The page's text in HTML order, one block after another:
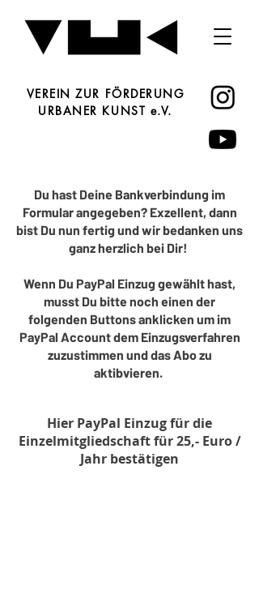
VEREIN ZUR FÖRDERUNG
URBANER KUNST e.V.
Du hast Deine Bankverbindung im
Formular angegeben? Exzellent, dann
bist Du nun fertig und wir bedanken uns
ganz herzlich bei Dir!
Wenn Du PayPal Einzug gewählt hast,
musst Du bitte noch einen der
folgenden Buttons anklicken um im
PayPal Account dem Einzugsverfahren
zuzustimmen und das Abo zu
aktibvieren.
Hier PayPal Einzug für die
Einzelmitgliedschaft für 25,- Euro /
Jahr bestätigen